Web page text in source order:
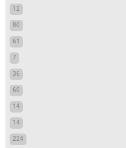
12
80
61
7
36
60
14
14
224